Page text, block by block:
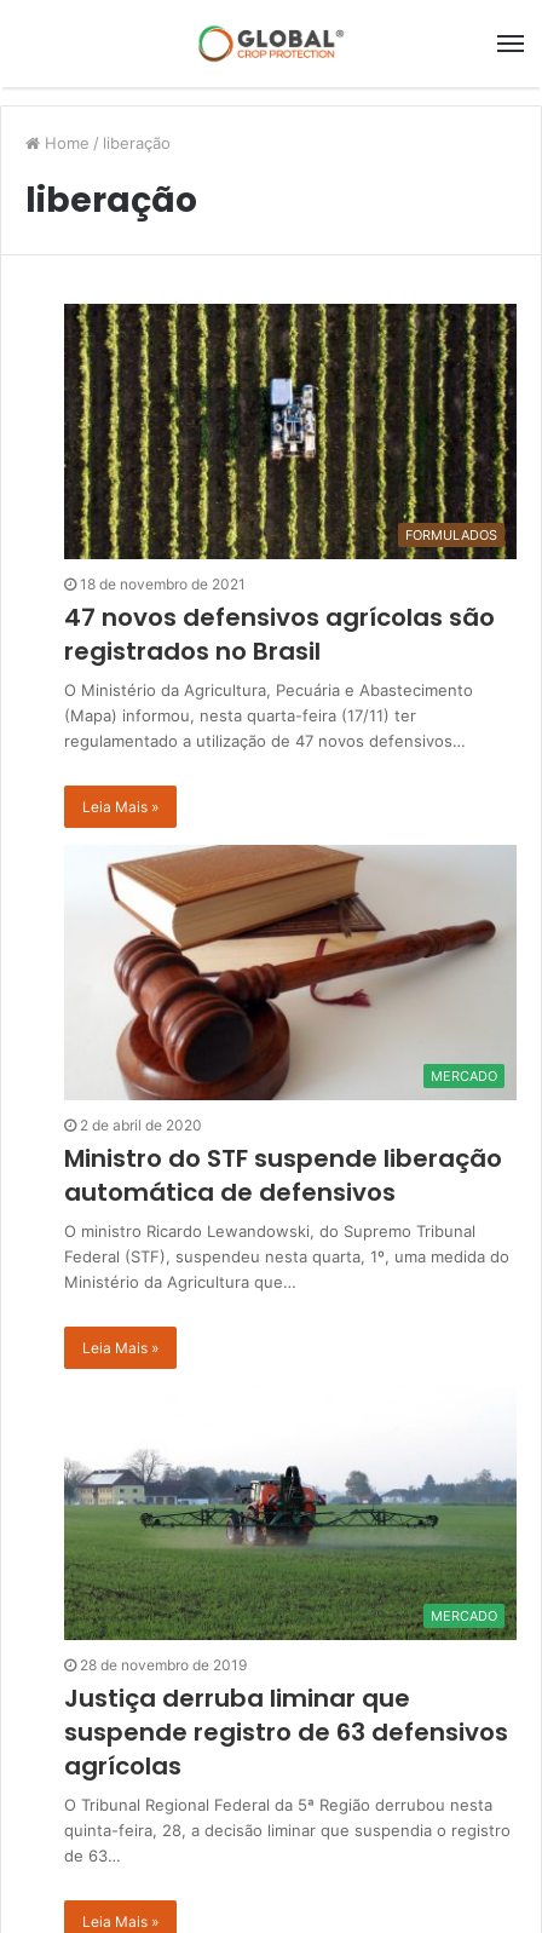
Home / liberação
liberação
FORMULADOS
18 de novembro de 2021
47 novos defensivos agrícolas são
registrados no Brasil
O Ministério da Agricultura, Pecuária e Abastecimento
(Mapa) informou, nesta quarta-feira (17/11) ter
regulamentado a utilização de 47 novos defensivos…
Leia Mais »
MERCADO
2 de abril de 2020
Ministro do STF suspende liberação
automática de defensivos
O ministro Ricardo Lewandowski, do Supremo Tribunal
Federal (STF), suspendeu nesta quarta, 1º, uma medida do
Ministério da Agricultura que…
Leia Mais »
MERCADO
28 de novembro de 2019
Justiça derruba liminar que
suspende registro de 63 defensivos
agrícolas
O Tribunal Regional Federal da 5ª Região derrubou nesta
quinta-feira, 28, a decisão liminar que suspendia o registro
de 63…
Leia Mais »